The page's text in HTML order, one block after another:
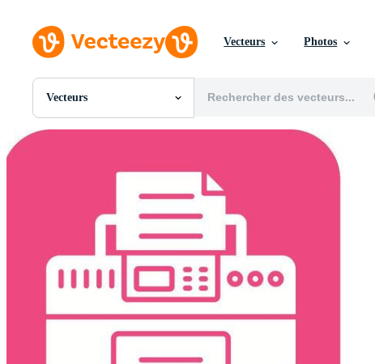
Vecteurs Photos
Vecteurs
Toutes Images
Vecteurs
Motion graphics
Images Éditoriales
Événements Éditoriaux